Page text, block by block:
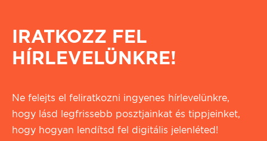
IRATKOZZ FEL
HÍRLEVELÜNKRE!
Ne felejts el feliratkozni ingyenes hírlevelünkre,
hogy lásd legfrissebb posztjainkat és tippjeinket,
hogy hogyan lendítsd fel digitális jelenléted!